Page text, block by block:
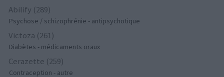
Abilify (289)
Psychose / schizophrénie - antipsychotique
Victoza (261)
Diabètes - médicaments oraux
Cerazette (259)
Contraception - autre